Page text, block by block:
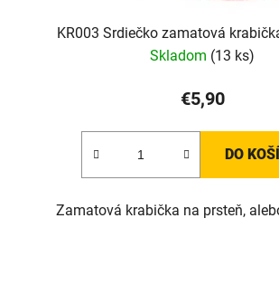
KR003 Srdiečko zamatová
Skladom (13 ks)
€5,90
DO
Zamatová krabička na prsteň,